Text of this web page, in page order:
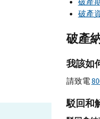
破產
破產
我該如
請致電
駁回和